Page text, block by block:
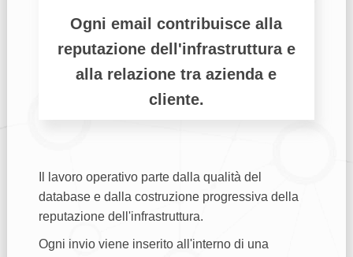
Ogni email contribuisce alla
reputazione dell'infrastruttura e
alla relazione tra azienda e
cliente.
Il lavoro operativo parte dalla qualità del
database e dalla costruzione progressiva della
reputazione dell'infrastruttura.
Ogni invio viene inserito all'interno di una